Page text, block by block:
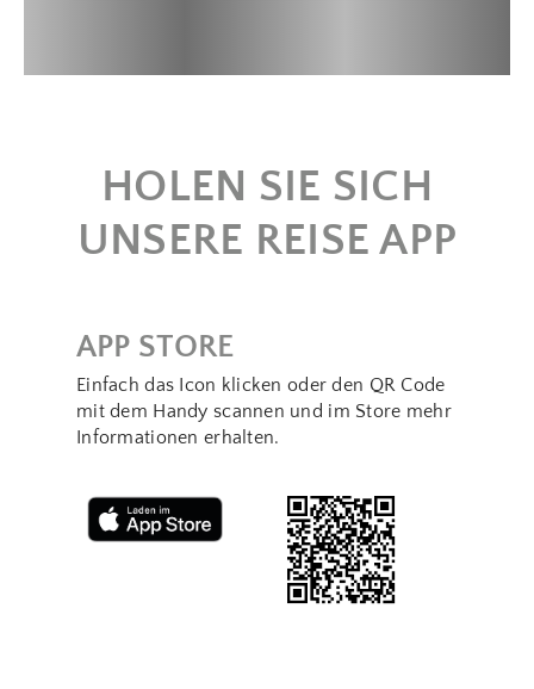
HOLEN SIE SICH
UNSERE REISE APP
APP STORE
Einfach das Icon klicken oder den QR Code
mit dem Handy scannen und im Store mehr
Informationen erhalten.